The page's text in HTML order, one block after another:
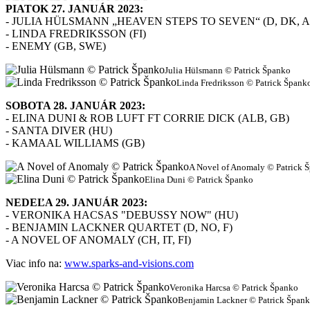
PIATOK 27. JANUÁR 2023:
- JULIA HÜLSMANN „HEAVEN STEPS TO SEVEN“ (D, DK,
- LINDA FREDRIKSSON (FI)
- ENEMY (GB, SWE)
Julia Hülsmann © Patrick Španko
Linda Fredriksson © Patrick
SOBOTA 28. JANUÁR 2023:
- ELINA DUNI & ROB LUFT FT CORRIE DICK (ALB, GB)
- SANTA DIVER (HU)
- KAMAAL WILLIAMS (GB)
A Novel of Anomaly © Patrick
Elina Duni © Patrick Španko
NEDEĽA 29. JANUÁR 2023:
- VERONIKA HACSAS "DEBUSSY NOW" (HU)
- BENJAMIN LACKNER QUARTET (D, NO, F)
- A NOVEL OF ANOMALY (CH, IT, FI)
Viac info na: www.sparks-and-visions.com
Veronika Harcsa © Patrick Španko
Benjamin Lackner © Patrick